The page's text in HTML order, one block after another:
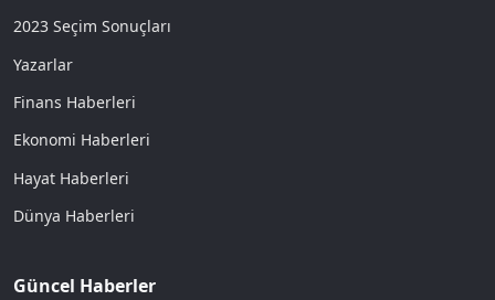
2023 Seçim Sonuçları
Yazarlar
Finans Haberleri
Ekonomi Haberleri
Hayat Haberleri
Dünya Haberleri
Güncel Haberler